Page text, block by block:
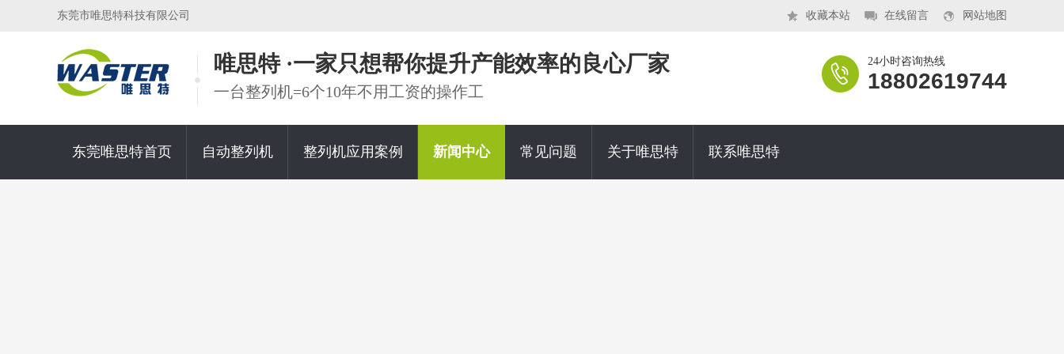
收藏本站 在线留言 网站地图
东莞市唯思特科技有限公司
唯思特 ·一家只想帮你提升产能效率的良心厂家
一台整列机=6个10年不用工资的操作工
24小时咨询热线
18802619744
东莞唯思特首页 自动整列机 整列机应用案例 新闻中心 常见问题 关于唯思特 联系唯思特